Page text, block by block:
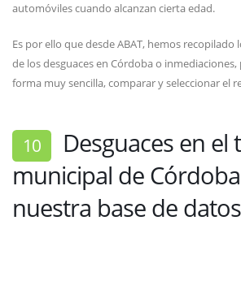
automóviles cuando alcanzan cierta edad.
Es por ello que desde ABAT, hemos
de los desguaces en Córdoba o
forma muy sencilla, comparar y seleccionar el
10 Desguaces en el
municipal de
nuestra base de datos